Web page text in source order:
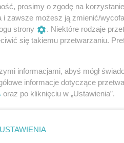
Brodzińska, Elżbieta
Lidia Jeziorska, Joanna
prosimy o zgodę na
i zawsze możesz ją zmienić/
strony
. Niektóre rodzaje
się takiemu przetwarzaniu.
informacjami, abyś mógł
informacje dotyczące
oraz po kliknięciu w „Ustawienia”.
USTAWIENIA